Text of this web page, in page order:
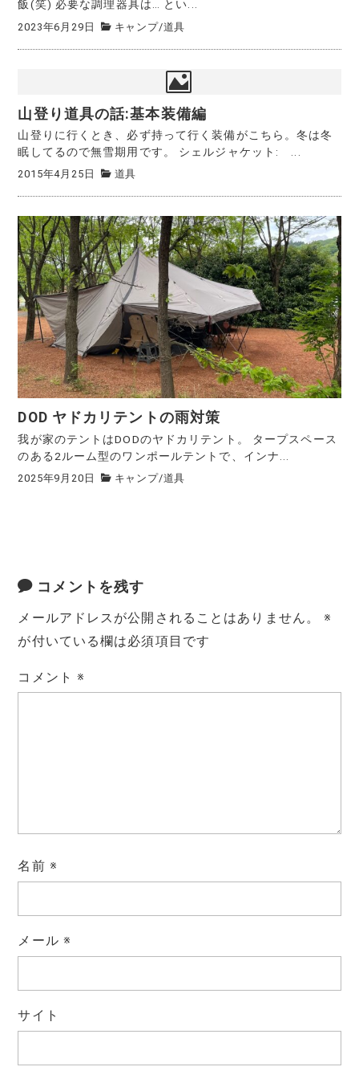
飯(笑) 必要な調理器具は… とい...
2023年6月29日 キャンプ/道具
山登り道具の話:基本装備編
山登りに行くとき、必ず持って行く装備がこちら。冬は冬
眠してるので無雪期用です。 シェルジャケット: ...
2015年4月25日 道具
DOD ヤドカリテントの雨対策
我が家のテントはDODのヤドカリテント。 タープスペース
のある2ルーム型のワンポールテントで、インナ...
2025年9月20日 キャンプ/道具
コメントを残す
メールアドレスが公開されることはありません。
※
が付いている欄は必須項目です
コメント※
名前 ※
メール ※
サイト